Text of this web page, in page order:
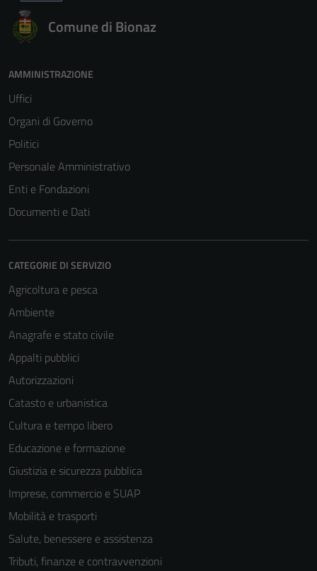
Comune di Bionaz
AMMINISTRAZIONE
Uffici
Organi di Governo
Politici
Personale Amministrativo
Enti e Fondazioni
Documenti e Dati
CATEGORIE DI SERVIZIO
Agricoltura e pesca
Ambiente
Anagrafe e stato civile
Appalti pubblici
Autorizzazioni
Catasto e urbanistica
Cultura e tempo libero
Educazione e formazione
Giustizia e sicurezza pubblica
Imprese, commercio e SUAP
Mobilità e trasporti
Salute, benessere e assistenza
Tributi, finanze e contravvenzioni